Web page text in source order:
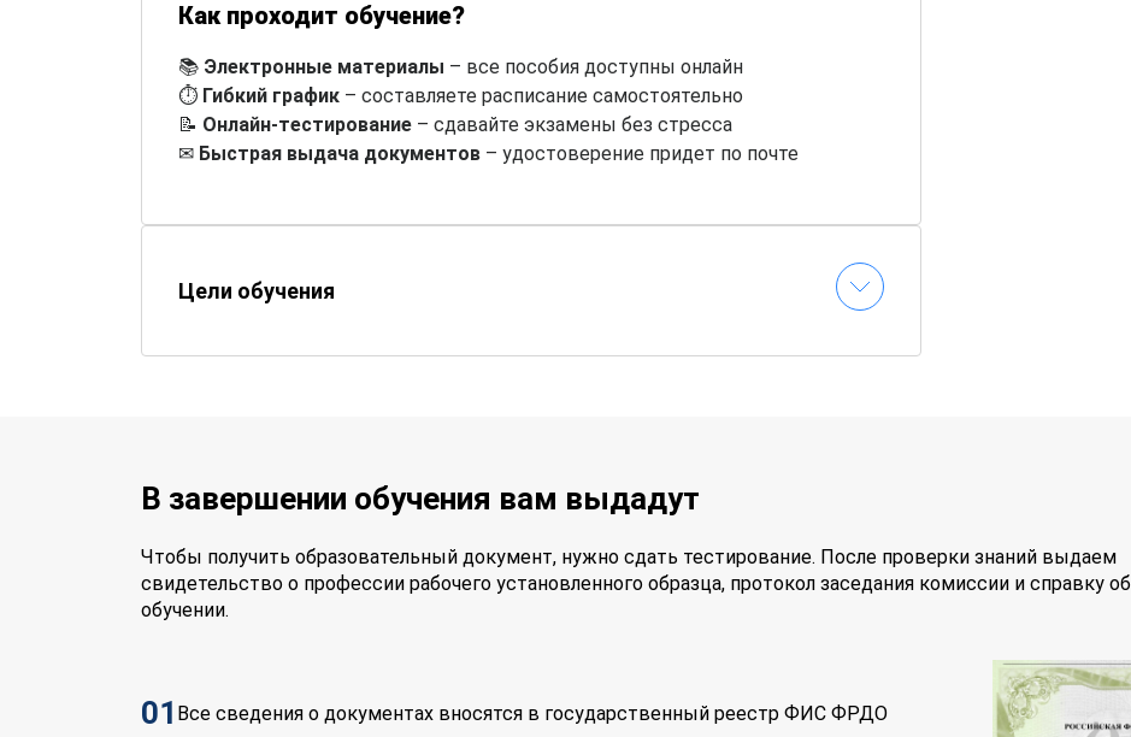
Как проходит обучение?
📚 Электронные материалы – все пособия доступны онлайн
⏱ Гибкий график – составляете расписание самостоятельно
📝 Онлайн-тестирование – сдавайте экзамены без стресса
✉ Быстрая выдача документов – удостоверение придет по почте
Цели обучения
В завершении обучения вам выдадут
Чтобы получить образовательный документ, нужно сдать тестирование. После проверки знаний выдаем
свидетельство о профессии рабочего установленного образца, протокол заседания комиссии и справку об
обучении.
01 Все сведения о документах вносятся в государственный реестр ФИС ФРДО